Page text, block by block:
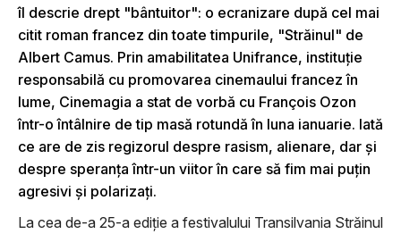
îl descrie drept "bântuitor": o ecranizare după cel mai
citit roman francez din toate timpurile, "Străinul" de
Albert Camus. Prin amabilitatea Unifrance, instituţie
responsabilă cu promovarea cinemaului francez în
lume, Cinemagia a stat de vorbă cu François Ozon
într-o întâlnire de tip masă rotundă în luna ianuarie. Iată
ce are de zis regizorul despre rasism, alienare, dar şi
despre speranţa într-un viitor în care să fim mai puţin
agresivi şi polarizaţi.
La cea de-a 25-a ediţie a festivalului Transilvania Străinul